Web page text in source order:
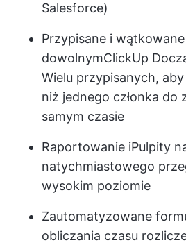
Salesforce)
Przypisane i
dowolnymClickUp Doc
Wielu przypisanych,
niż jednego członka do
samym czasie
Raportowanie iPulpity
natychmiastowego
wysokim poziomie
Zautomatyzowane
obliczania czasu